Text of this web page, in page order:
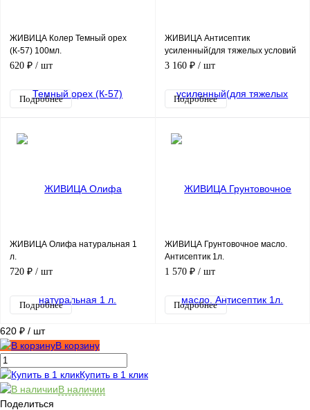
ЖИВИЦА Колер Темный орех
(К-57) 100мл.
620 ₽ / шт
Подробнее
ЖИВИЦА Антисептик
усиленный(для тяжелых условий
экспл.) 5л.
3 160 ₽ / шт
Подробнее
ЖИВИЦА Олифа натуральная 1
л.
720 ₽ / шт
Подробнее
ЖИВИЦА Грунтовочное масло.
Антисептик 1л.
1 570 ₽ / шт
Подробнее
620 ₽ / шт
В корзину
Купить в 1 клик
В наличии
Поделиться